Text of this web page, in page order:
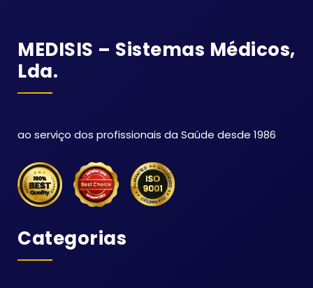
MEDISIS – Sistemas Médicos,
Lda.
ao serviço dos profissionais da Saúde desde 1986
Categorias